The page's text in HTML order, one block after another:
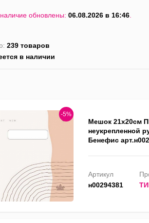
обновлены: 06.08.2026 в 16:46.
239 товаров
в наличии
-5%
Мешок 21х20см
неукрепленной
Бенефис
Артикул
н00294381